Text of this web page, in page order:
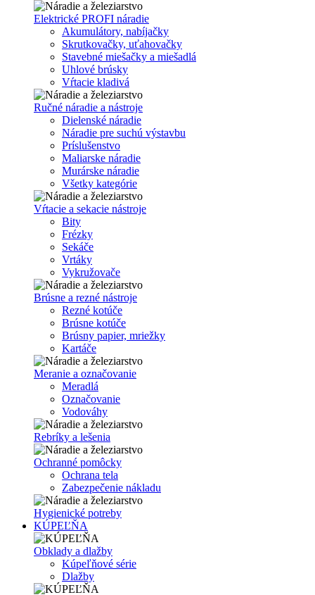
Elektrické PROFI náradie
Akumulátory, nabíjačky
Skrutkovačky, uťahovačky
Stavebné miešačky a miešadlá
Uhlové brúsky
Vŕtacie kladivá
Ručné náradie a nástroje
Dielenské náradie
Náradie pre suchú výstavbu
Príslušenstvo
Maliarske náradie
Murárske náradie
Všetky kategórie
Vŕtacie a sekacie nástroje
Bity
Frézky
Sekáče
Vrtáky
Vykružovače
Brúsne a rezné nástroje
Rezné kotúče
Brúsne kotúče
Brúsny papier, mriežky
Kartáče
Meranie a označovanie
Meradlá
Označovanie
Vodováhy
Rebríky a lešenia
Ochranné pomôcky
Ochrana tela
Zabezpečenie nákladu
Hygienické potreby
KÚPEĽŇA
Obklady a dlažby
Kúpeľňové série
Dlažby